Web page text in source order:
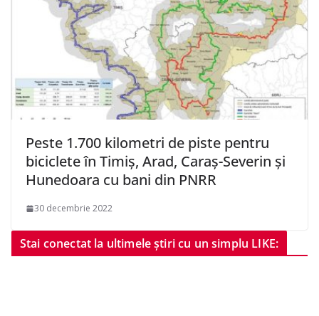
Peste 1.700 kilometri de piste pentru
biciclete în Timiş, Arad, Caraş-Severin şi
Hunedoara cu bani din PNRR
30 decembrie 2022
Stai conectat la ultimele știri cu un simplu LIKE: